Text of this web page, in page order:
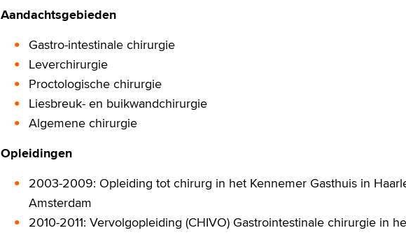
Aandachtsgebieden
Gastro-intestinale chirurgie
Leverchirurgie
Proctologische chirurgie
Liesbreuk- en buikwandchirurgie
Algemene chirurgie
Opleidingen
2003-2009: Opleiding tot chirurg in het Kennemer Gasthuis in
Amsterdam
2010-2011: Vervolgopleiding (CHIVO) Gastrointestinale chirurgie in